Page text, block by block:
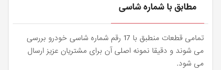
مطابق با شماره شاسی
تمامی قطعات منطبق با 17 رقم شماره شاسی خودرو بررسی
می شوند و دقیقا نمونه اصلی آن برای مشتریان عزیز ارسال
می شود.